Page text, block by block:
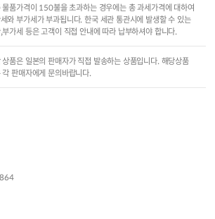
물품가격이 150불을 초과하는 경우에는 총 과세가격에 대하여
와 부가세가 부과됩니다. 한국 세관 통관시에 발생할 수 있는
부가세 등은 고객이 직접 안내에 따라 납부하셔야 합니다.
상품은 일본의 판매자가 직접 발송하는 상품입니다. 해당상품
각 판매자에게 문의바랍니다.